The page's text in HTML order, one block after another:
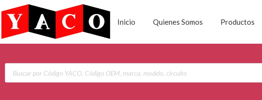
Inicio Quienes Somos Productos